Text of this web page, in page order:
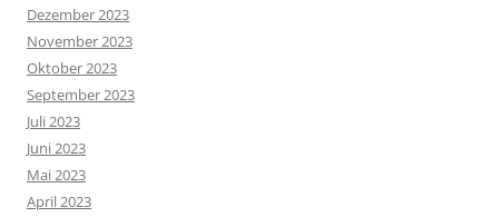
Dezember 2023
November 2023
Oktober 2023
September 2023
Juli 2023
Juni 2023
Mai 2023
April 2023